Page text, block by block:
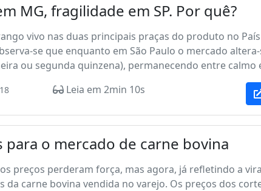
MG, fragilidade em SP. Por quê?
vivo nas duas principais praças do produto no
se que enquanto em São Paulo o mercado
ou segunda quinzena), permanecendo entre calmo
Leia em 2min 10s
para o mercado de carne bovina
preços perderam força, mas agora, já refletindo a
da carne bovina vendida no varejo. Os preços dos